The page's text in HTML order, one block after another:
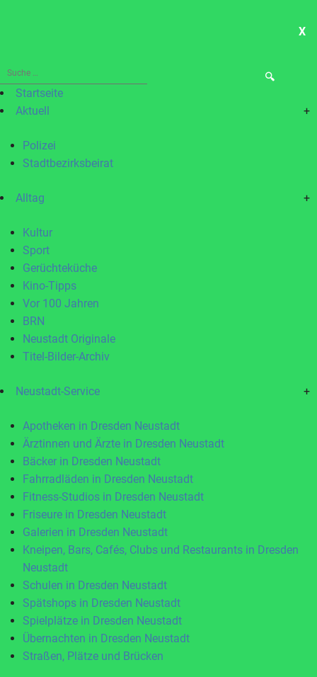
X
Suche
nach:Startseite
Aktuell
+
Polizei
Stadtbezirksbeirat
Alltag +
Kultur
Sport
Gerüchteküche
Kino-Tipps
Vor 100 Jahren
BRN
Neustadt Originale
Titel-Bilder-Archiv
Neustadt-Service +
Apotheken in Dresden Neustadt
Ärztinnen und Ärzte in Dresden Neustadt
Bäcker in Dresden Neustadt
Fahrradläden in Dresden Neustadt
Fitness-Studios in Dresden Neustadt
Friseure in Dresden Neustadt
Galerien in Dresden Neustadt
Kneipen, Bars, Cafés, Clubs und Restaurants in Dresden
Neustadt
Schulen in Dresden Neustadt
Spätshops in Dresden Neustadt
Spielplätze in Dresden Neustadt
Übernachten in Dresden Neustadt
Straßen, Plätze und Brücken